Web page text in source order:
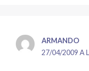
ARMANDO
27/04/2009 A